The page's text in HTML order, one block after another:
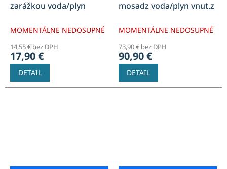
zarážkou voda/plyn
MOMENTÁLNE NEDOSUPNÉ
14,55 € bez DPH
17,90 €
DETAIL
mosadz voda/plyn vnut.z
MOMENTÁLNE NEDOSUPNÉ
73,90 € bez DPH
90,90 €
DETAIL